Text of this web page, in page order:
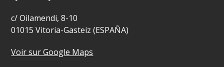
c/ Oilamendi, 8-10
01015 Vitoria-Gasteiz (ESPAÑA)
Voir sur Google Maps